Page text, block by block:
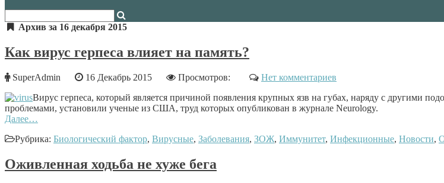
Архив за 16 декабря 2015
Как вирус герпеса влияет на память?
SuperAdmin 16 Декабрь 2015 Просмотров:
Нет комментариев
Вирус герпеса, который является причиной появления крупных язв на губах, наряду с другими
проблемами, установили ученые из США, труд которых опубликован в журнале Neurology.
Далее…
Рубрика: Биологический фактор, Вирусные, Заболевания, ЗОЖ, Иммунитет, Инфекционные, Новости,
Оживленная ходьба не хуже бега